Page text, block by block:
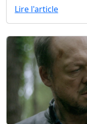
Lire l'article